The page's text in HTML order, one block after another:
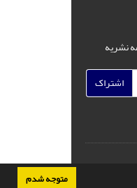
متوجه شدم
نشریه
اشتراک